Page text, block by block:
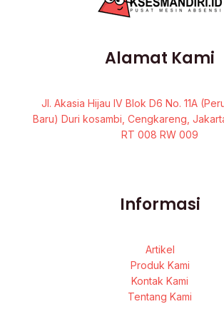
Alamat Kami
Jl. Akasia Hijau IV Blok D6 No. 11A
Baru) Duri kosambi, Cengkareng,
RT 008 RW 009
Informasi
Artikel
Produk Kami
Kontak Kami
Tentang Kami